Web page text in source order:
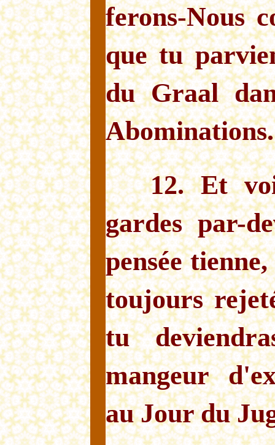
ferons-Nous
que tu
du Graal
Abominations.
12. Et
gardes par-
pensée
toujours
tu
mangeur
au Jour du